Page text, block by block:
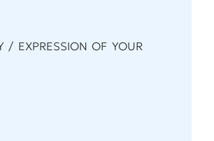
OF YOUR